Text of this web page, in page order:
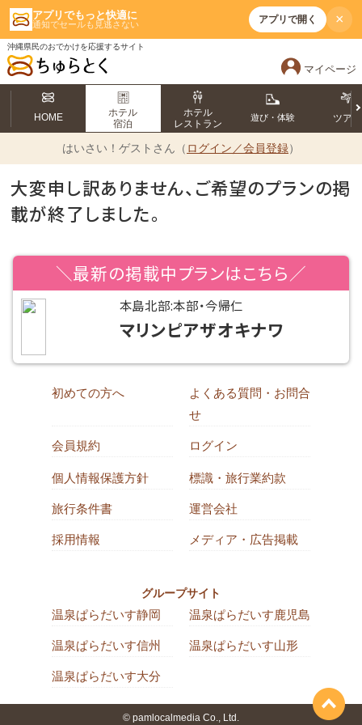
アプリでもっと快適に
通知でセールも見逃さない アプリで開く ×
沖縄県民のおでかけを応援するサイト
マイページ
HOME
ホテル
宿泊
ホテル
レストラン
遊び・体験 ツアー
はいさい！ ゲストさん（ ログイン／会員登録）
大変申し訳ありません、ご希望のプランの掲
載が終了しました。
＼最新の掲載中プランはこちら／
本島北部:本部・今帰仁
マリンピアザオキナワ
初めての方へ
よくある質問・お問合
せ
会員規約 ログイン
個人情報保護方針 標識・旅行業約款
旅行条件書 運営会社
採用情報 メディア・広告掲載
グループサイト
温泉ぱらだいす静岡 温泉ぱらだいす鹿児島
温泉ぱらだいす信州 温泉ぱらだいす山形
温泉ぱらだいす大分
© pamlocalmedia Co., Ltd.